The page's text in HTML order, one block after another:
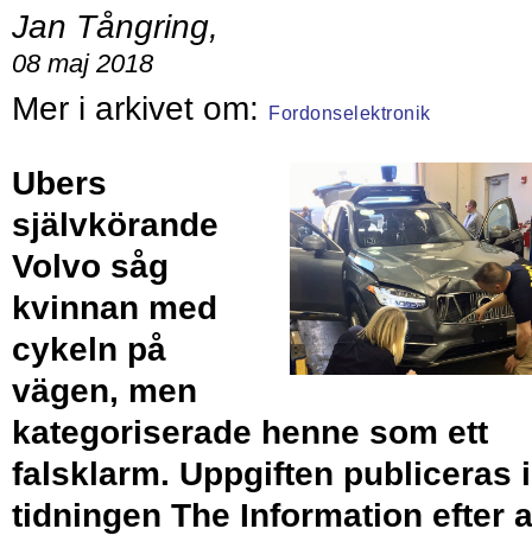
Jan Tångring,
08 maj 2018
Fordonselektronik
Ubers
självkörande
Volvo såg
kvinnan med
cykeln på
vägen, men
kategoriserade henne som ett
falsklarm. Uppgiften publiceras i
tidningen The Information efter